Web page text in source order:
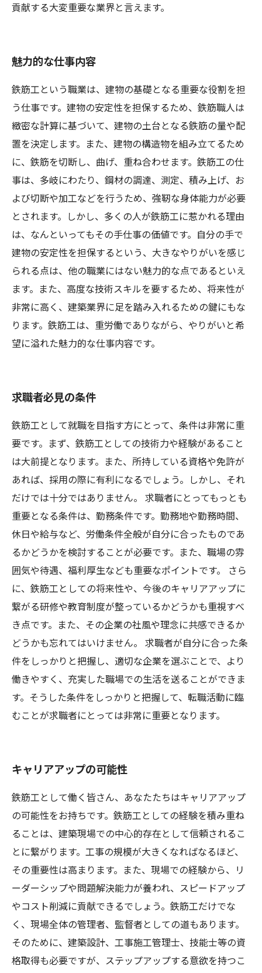
貢献する大変重要な業界と言えます。
魅力的な仕事内容
鉄筋工という職業は、建物の基礎となる重要な役割を担
う仕事です。建物の安定性を担保するため、鉄筋職人は
緻密な計算に基づいて、建物の土台となる鉄筋の量や配
置を決定します。また、建物の構造物を組み立てるため
に、鉄筋を切断し、曲げ、重ね合わせます。鉄筋工の仕
事は、多岐にわたり、鋼材の調達、測定、積み上げ、お
よび切断や加工などを行うため、強靭な身体能力が必要
とされます。しかし、多くの人が鉄筋工に惹かれる理由
は、なんといってもその手仕事の価値です。自分の手で
建物の安定性を担保するという、大きなやりがいを感じ
られる点は、他の職業にはない魅力的な点であるといえ
ます。また、高度な技術スキルを要するため、将来性が
非常に高く、建築業界に足を踏み入れるための鍵にもな
ります。鉄筋工は、重労働でありながら、やりがいと希
望に溢れた魅力的な仕事内容です。
求職者必見の条件
鉄筋工として就職を目指す方にとって、条件は非常に重
要です。まず、鉄筋工としての技術力や経験があること
は大前提となります。また、所持している資格や免許が
あれば、採用の際に有利になるでしょう。しかし、それ
だけでは十分ではありません。 求職者にとってもっとも
重要となる条件は、勤務条件です。勤務地や勤務時間、
休日や給与など、労働条件全般が自分に合ったものであ
るかどうかを検討することが必要です。また、職場の雰
囲気や待遇、福利厚生なども重要なポイントです。 さら
に、鉄筋工としての将来性や、今後のキャリアアップに
繋がる研修や教育制度が整っているかどうかも重視すべ
き点です。また、その企業の社風や理念に共感できるか
どうかも忘れてはいけません。 求職者が自分に合った条
件をしっかりと把握し、適切な企業を選ぶことで、より
働きやすく、充実した職場での生活を送ることができま
す。そうした条件をしっかりと把握して、転職活動に臨
むことが求職者にとっては非常に重要となります。
キャリアアップの可能性
鉄筋工として働く皆さん、あなたたちはキャリアアップ
の可能性をお持ちです。鉄筋工としての経験を積み重ね
ることは、建築現場での中心的存在として信頼されるこ
とに繋がります。工事の規模が大きくなればなるほど、
その重要性は高まります。また、現場での経験から、リ
ーダーシップや問題解決能力が養われ、スピードアップ
やコスト削減に貢献できるでしょう。鉄筋工だけでな
く、現場全体の管理者、監督者としての道もあります。
そのために、建築設計、工事施工管理士、技能士等の資
格取得も必要ですが、ステップアップする意欲を持つこ